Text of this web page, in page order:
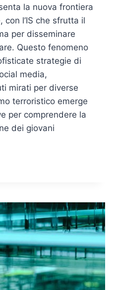
la nuova frontiera
l’IS che sfrutta il
per disseminare
Questo fenomeno
strategie di
media,
mirati per diverse
terroristico emerge
per comprendere la
dei giovani